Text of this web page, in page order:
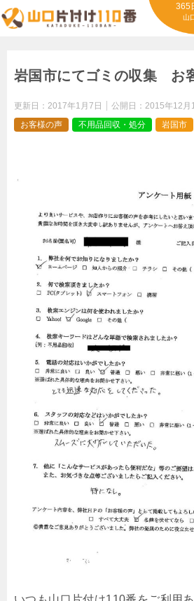
365
山
岩国市にてゴミの収集 お
更新日： 2017年1月7日 公開日： 2015年12月
お客様の声
不用品回収・処分 岩国市